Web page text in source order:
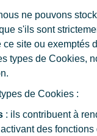
ne pouvons
s'ils sont
site ou exemptés
types de Cookies,
de Cookies :
: ils contribuent à
des fonctions